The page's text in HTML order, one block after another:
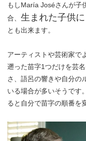
もしMaría Joséさんが子
合、 生まれた子供に
とも出来ます。
アーティストや芸術家で
遡った苗字1つだけを芸
さ、語呂の響きや自分の
いる場合が多いそうです
ると自分で苗字の順番を